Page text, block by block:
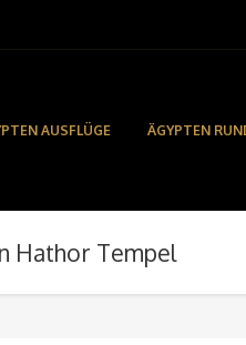
AUSFLÜGE ÄGYPTEN
Hathor Tempel